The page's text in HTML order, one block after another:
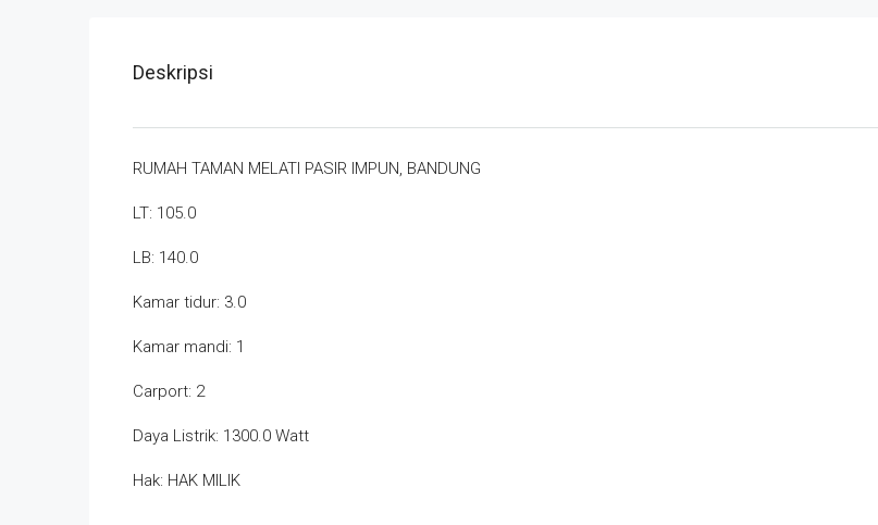
Deskripsi
RUMAH TAMAN MELATI PASIR IMPUN, BANDUNG
LT: 105.0
LB: 140.0
Kamar tidur: 3.0
Kamar mandi: 1
Carport: 2
Daya Listrik: 1300.0 Watt
Hak: HAK MILIK